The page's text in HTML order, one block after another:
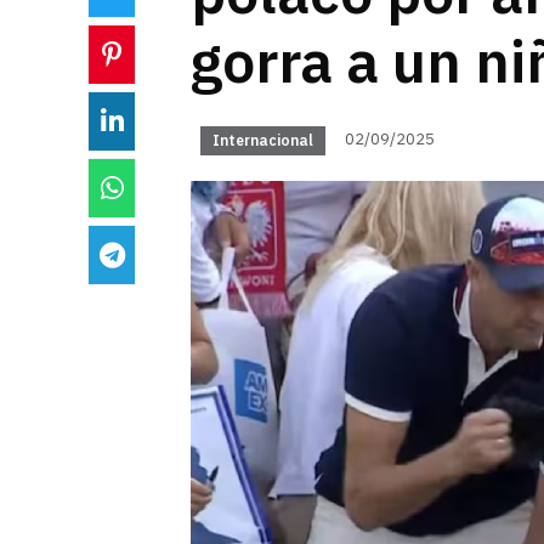
gorra a un
Internacional 02/09/2025